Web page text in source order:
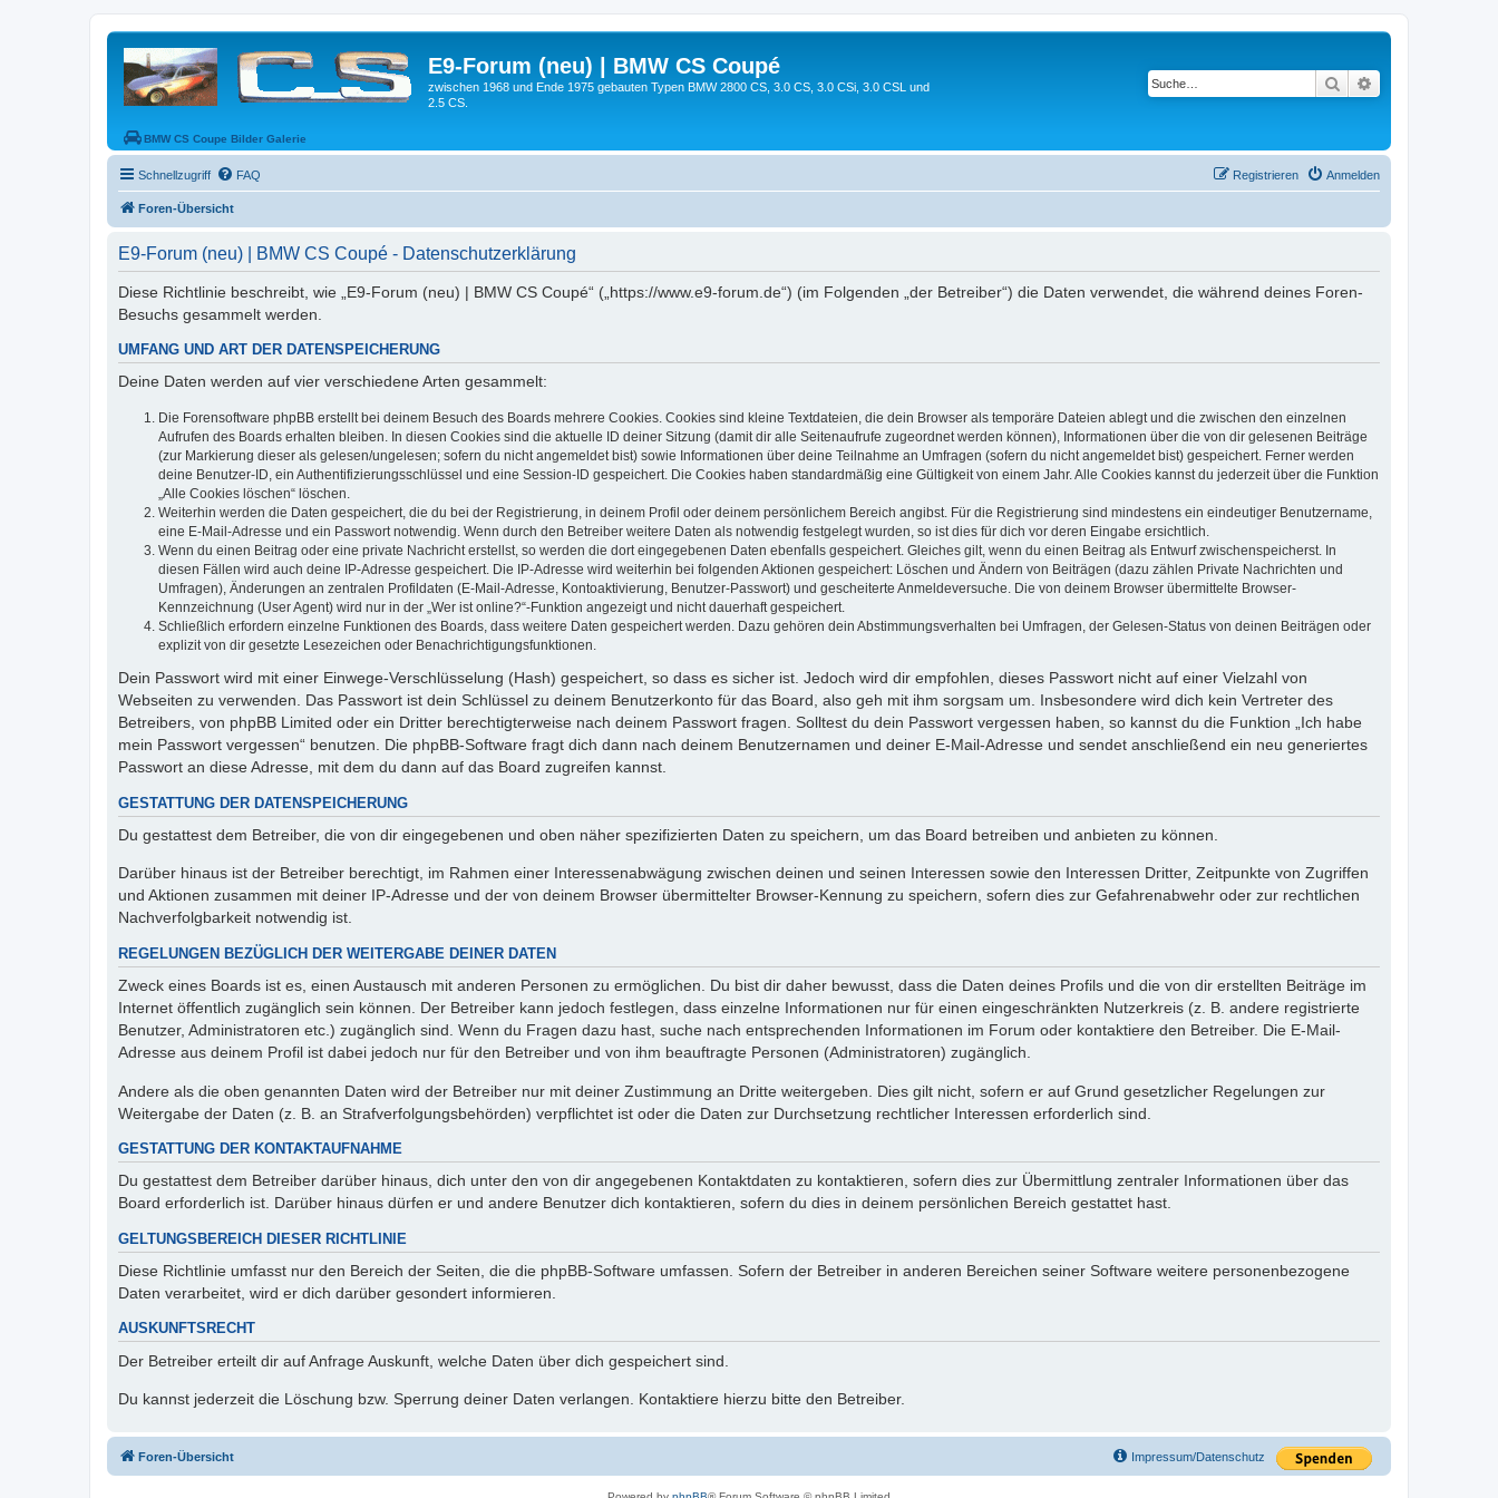
E9-Forum (neu) | BMW CS Coupé
zwischen 1968 und Ende 1975 gebauten Typen BMW 2800 CS, 3.0 CS, 3.0 CSi, 3.0 CSL und
2.5 CS.
BMW CS Coupe Bilder Galerie
Suche
Schnellzugriff FAQ Anmelden
Registrieren
Foren-Übersicht
E9-Forum (neu) | BMW CS Coupé - Datenschutzerklärung
Diese Richtlinie beschreibt, wie „E9-Forum (neu) | BMW CS Coupé“ („https://www.e9-forum.de“) (im Folgenden „der Betreiber“) die Daten verwendet, die während deines Foren-
Besuchs gesammelt werden.
UMFANG UND ART DER DATENSPEICHERUNG
Deine Daten werden auf vier verschiedene Arten gesammelt:
Die Forensoftware phpBB erstellt bei deinem Besuch des Boards mehrere Cookies. Cookies sind kleine Textdateien, die dein Browser als temporäre Dateien ablegt und die zwischen den einzelnen
Aufrufen des Boards erhalten bleiben. In diesen Cookies sind die aktuelle ID deiner Sitzung (damit dir alle Seitenaufrufe zugeordnet werden können), Informationen über die von dir gelesenen Beiträge
(zur Markierung dieser als gelesen/ungelesen; sofern du nicht angemeldet bist) sowie Informationen über deine Teilnahme an Umfragen (sofern du nicht angemeldet bist) gespeichert. Ferner werden
deine Benutzer-ID, ein Authentifizierungsschlüssel und eine Session-ID gespeichert. Die Cookies haben standardmäßig eine Gültigkeit von einem Jahr. Alle Cookies kannst du jederzeit über die Funktion
„Alle Cookies löschen“ löschen.
Weiterhin werden die Daten gespeichert, die du bei der Registrierung, in deinem Profil oder deinem persönlichem Bereich angibst. Für die Registrierung sind mindestens ein eindeutiger Benutzername,
eine E-Mail-Adresse und ein Passwort notwendig. Wenn durch den Betreiber weitere Daten als notwendig festgelegt wurden, so ist dies für dich vor deren Eingabe ersichtlich.
Wenn du einen Beitrag oder eine private Nachricht erstellst, so werden die dort eingegebenen Daten ebenfalls gespeichert. Gleiches gilt, wenn du einen Beitrag als Entwurf zwischenspeicherst. In
diesen Fällen wird auch deine IP-Adresse gespeichert. Die IP-Adresse wird weiterhin bei folgenden Aktionen gespeichert: Löschen und Ändern von Beiträgen (dazu zählen Private Nachrichten und
Umfragen), Änderungen an zentralen Profildaten (E-Mail-Adresse, Kontoaktivierung, Benutzer-Passwort) und gescheiterte Anmeldeversuche. Die von deinem Browser übermittelte Browser-
Kennzeichnung (User Agent) wird nur in der „Wer ist online?“-Funktion angezeigt und nicht dauerhaft gespeichert.
Schließlich erfordern einzelne Funktionen des Boards, dass weitere Daten gespeichert werden. Dazu gehören dein Abstimmungsverhalten bei Umfragen, der Gelesen-Status von deinen Beiträgen oder
explizit von dir gesetzte Lesezeichen oder Benachrichtigungsfunktionen.
Dein Passwort wird mit einer Einwege-Verschlüsselung (Hash) gespeichert, so dass es sicher ist. Jedoch wird dir empfohlen, dieses Passwort nicht auf einer Vielzahl von
Webseiten zu verwenden. Das Passwort ist dein Schlüssel zu deinem Benutzerkonto für das Board, also geh mit ihm sorgsam um. Insbesondere wird dich kein Vertreter des
Betreibers, von phpBB Limited oder ein Dritter berechtigterweise nach deinem Passwort fragen. Solltest du dein Passwort vergessen haben, so kannst du die Funktion „Ich habe
mein Passwort vergessen“ benutzen. Die phpBB-Software fragt dich dann nach deinem Benutzernamen und deiner E-Mail-Adresse und sendet anschließend ein neu generiertes
Passwort an diese Adresse, mit dem du dann auf das Board zugreifen kannst.
GESTATTUNG DER DATENSPEICHERUNG
Du gestattest dem Betreiber, die von dir eingegebenen und oben näher spezifizierten Daten zu speichern, um das Board betreiben und anbieten zu können.
Darüber hinaus ist der Betreiber berechtigt, im Rahmen einer Interessenabwägung zwischen deinen und seinen Interessen sowie den Interessen Dritter, Zeitpunkte von Zugriffen
und Aktionen zusammen mit deiner IP-Adresse und der von deinem Browser übermittelter Browser-Kennung zu speichern, sofern dies zur Gefahrenabwehr oder zur rechtlichen
Nachverfolgbarkeit notwendig ist.
REGELUNGEN BEZÜGLICH DER WEITERGABE DEINER DATEN
Zweck eines Boards ist es, einen Austausch mit anderen Personen zu ermöglichen. Du bist dir daher bewusst, dass die Daten deines Profils und die von dir erstellten Beiträge im
Internet öffentlich zugänglich sein können. Der Betreiber kann jedoch festlegen, dass einzelne Informationen nur für einen eingeschränkten Nutzerkreis (z. B. andere registrierte
Benutzer, Administratoren etc.) zugänglich sind. Wenn du Fragen dazu hast, suche nach entsprechenden Informationen im Forum oder kontaktiere den Betreiber. Die E-Mail-
Adresse aus deinem Profil ist dabei jedoch nur für den Betreiber und von ihm beauftragte Personen (Administratoren) zugänglich.
Andere als die oben genannten Daten wird der Betreiber nur mit deiner Zustimmung an Dritte weitergeben. Dies gilt nicht, sofern er auf Grund gesetzlicher Regelungen zur
Weitergabe der Daten (z. B. an Strafverfolgungsbehörden) verpflichtet ist oder die Daten zur Durchsetzung rechtlicher Interessen erforderlich sind.
GESTATTUNG DER KONTAKTAUFNAHME
Du gestattest dem Betreiber darüber hinaus, dich unter den von dir angegebenen Kontaktdaten zu kontaktieren, sofern dies zur Übermittlung zentraler Informationen über das
Board erforderlich ist. Darüber hinaus dürfen er und andere Benutzer dich kontaktieren, sofern du dies in deinem persönlichen Bereich gestattet hast.
GELTUNGSBEREICH DIESER RICHTLINIE
Diese Richtlinie umfasst nur den Bereich der Seiten, die die phpBB-Software umfassen. Sofern der Betreiber in anderen Bereichen seiner Software weitere personenbezogene
Daten verarbeitet, wird er dich darüber gesondert informieren.
AUSKUNFTSRECHT
Der Betreiber erteilt dir auf Anfrage Auskunft, welche Daten über dich gespeichert sind.
Du kannst jederzeit die Löschung bzw. Sperrung deiner Daten verlangen. Kontaktiere hierzu bitte den Betreiber.
Foren-Übersicht Impressum/Datenschutz